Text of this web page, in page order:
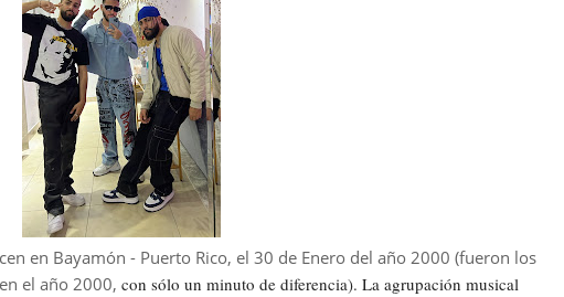
en Bayamón - Puerto Rico, el 30 de Enero del año 2000 (fueron los
el año 2000, con sólo un minuto de diferencia). La agrupación musical